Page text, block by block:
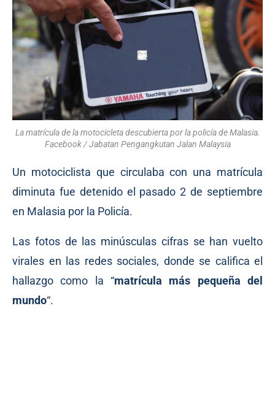
La matrícula de la motocicleta descubierta por la policía de Malasia.
Facebook / Jabatan Pengangkutan Jalan Malaysia
Un motociclista que circulaba con una matrícula
diminuta fue detenidoel pasado 2 de septiembre
en Malasia por la Policía.
Las fotos de las minúsculas cifras se han vuelto
virales en las redes sociales, donde se califica el
hallazgo como la “matrícula más pequeña del
mundo“.